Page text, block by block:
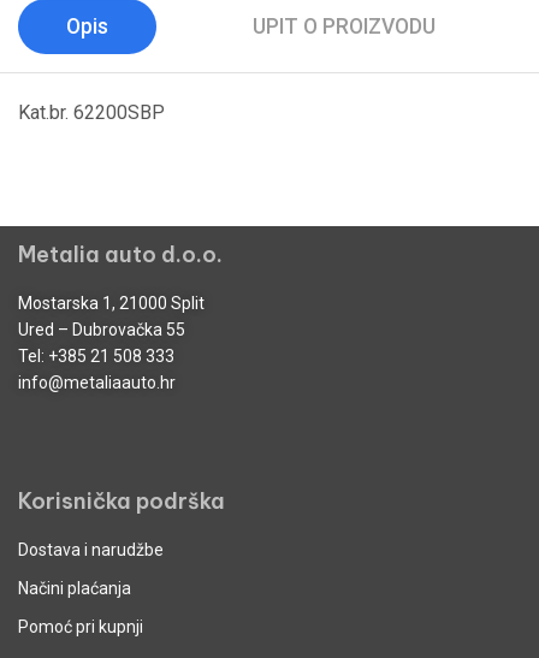
Opis UPIT O PROIZVODU
Kat.br. 62200SBP
Metalia auto d.o.o.
Mostarska 1, 21000 Split
Ured – Dubrovačka 55
Tel: +385 21 508 333
info@metaliaauto.hr
Korisnička podrška
Dostava i narudžbe
Načini plaćanja
Pomoć pri kupnji